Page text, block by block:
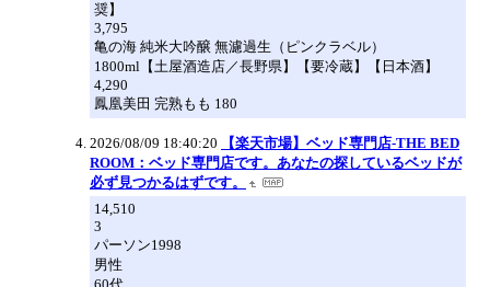
奨】
3,795
亀の海 純米大吟醸 無濾過生（ピンクラベル）
1800ml【土屋酒造店／長野県】【要冷蔵】【日本酒】
4,290
鳳凰美田 完熟もも 180
2026/08/09 18:40:20
【楽天市場】ベッド専門店-THE BED
ROOM：ベッド専門店です。あなたの探しているベッドが
必ず見つかるはずです。
14,510
3
パーソン1998
男性